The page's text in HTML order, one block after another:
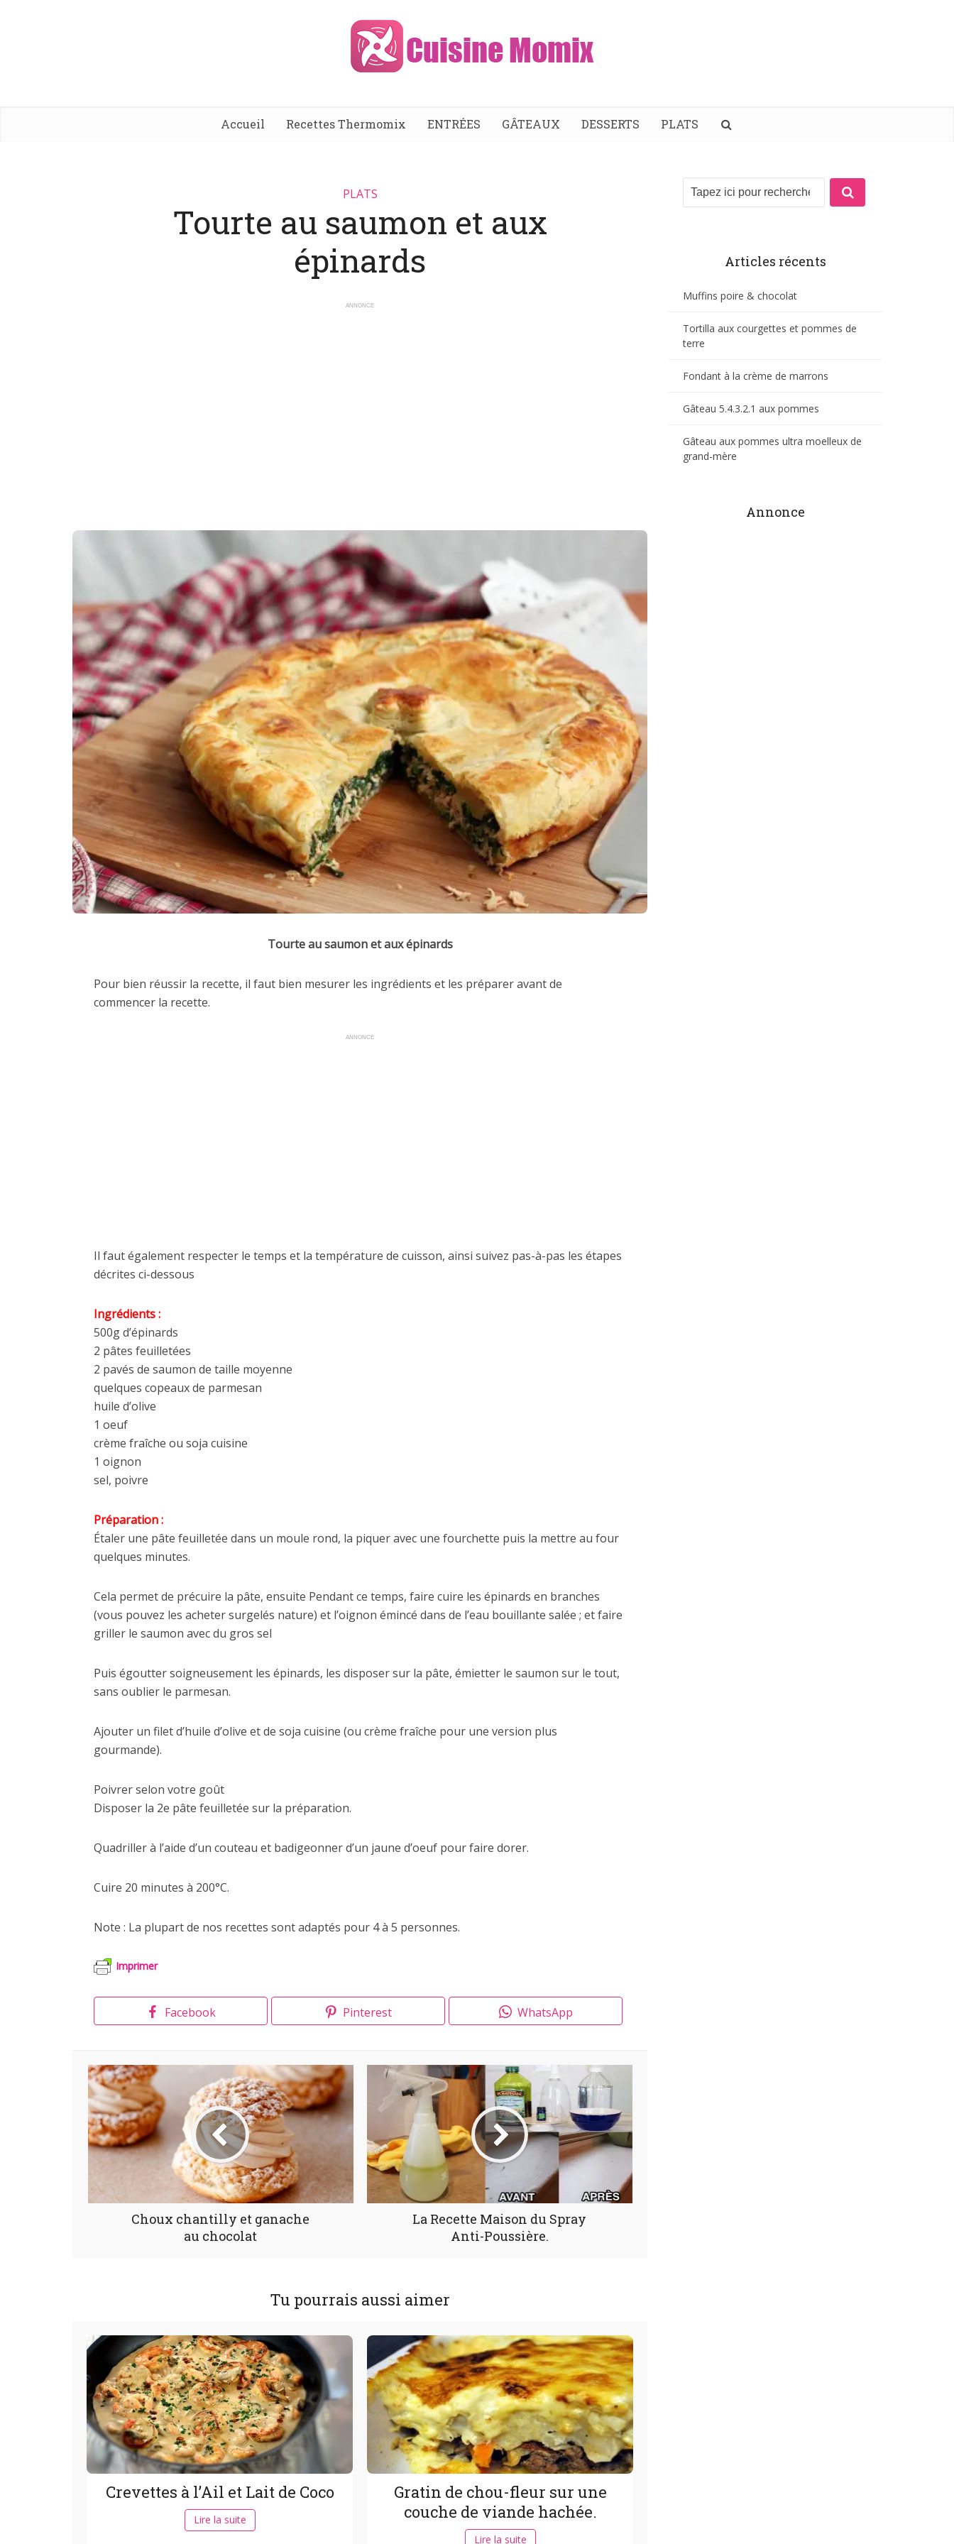
Accueil Recettes Thermomix ENTRÉES GÂTEAUX DESSERTS PLATS
PLATS
Tourte au saumon et aux
épinards
ANNONCE
Tourte au saumon et aux épinards
Pour bien réussir la recette, il faut bien mesurer les ingrédients et les préparer avant de
commencer la recette.
ANNONCE
Il faut également respecter le temps et la température de cuisson, ainsi suivez pas-à-pas les étapes
décrites ci-dessous
Ingrédients :
500g d’épinards
2 pâtes feuilletées
2 pavés de saumon de taille moyenne
quelques copeaux de parmesan
huile d’olive
1 oeuf
crème fraîche ou soja cuisine
1 oignon
sel, poivre
Préparation :
Étaler une pâte feuilletée dans un moule rond, la piquer avec une fourchette puis la mettre au four
quelques minutes.
Cela permet de précuire la pâte, ensuite Pendant ce temps, faire cuire les épinards en branches
(vous pouvez les acheter surgelés nature) et l’oignon émincé dans de l’eau bouillante salée ; et faire
griller le saumon avec du gros sel
Puis égoutter soigneusement les épinards, les disposer sur la pâte, émietter le saumon sur le tout,
sans oublier le parmesan.
Ajouter un filet d’huile d’olive et de soja cuisine (ou crème fraîche pour une version plus
gourmande).
Poivrer selon votre goût
Disposer la 2e pâte feuilletée sur la préparation.
Quadriller à l’aide d’un couteau et badigeonner d’un jaune d’oeuf pour faire dorer.
Cuire 20 minutes à 200°C.
Note : La plupart de nos recettes sont adaptés pour 4 à 5 personnes.
Imprimer
Facebook Pinterest WhatsApp
Choux chantilly et ganache
au chocolat
La Recette Maison du Spray
Anti-Poussière.
Tu pourrais aussi aimer
Crevettes à l’Ail et Lait de Coco
Lire la suite
Gratin de chou-fleur sur une
couche de viande hachée.
Lire la suite
Articles récents
Muffins poire & chocolat
Tortilla aux courgettes et pommes de
terre
Fondant à la crème de marrons
Gâteau 5.4.3.2.1 aux pommes
Gâteau aux pommes ultra moelleux de
grand-mère
Annonce